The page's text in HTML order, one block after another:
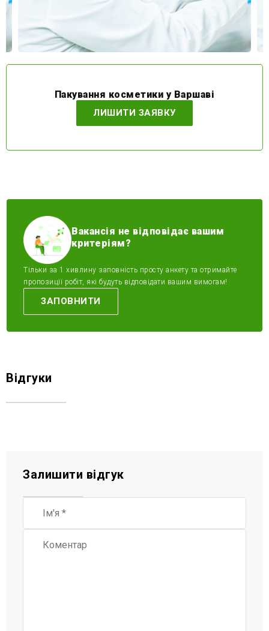
Пакування косметики у Варшаві
ЛИШИТИ ЗАЯВКУ
Вакансія не відповідає вашим
критеріям?
Тільки за 1 хивлину заповність просту анкету та отримайте
пропозиції робіт, які будуть відповідати вашим вимогам!
ЗАПОВНИТИ
Відгуки
Залишити відгук